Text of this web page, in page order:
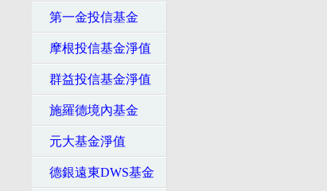
第一金投信基金
摩根投信基金淨值
群益投信基金淨值
施羅德境內基金
元大基金淨值
德銀遠東DWS基金